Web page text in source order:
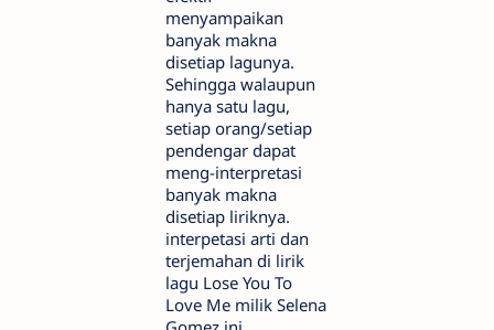
menyampaikan
banyak makna
disetiap lagunya.
Sehingga walaupun
hanya satu lagu,
setiap orang/setiap
pendengar dapat
meng-interpretasi
banyak makna
disetiap liriknya.
interpetasi arti dan
terjemahan di lirik
lagu Lose You To
Love Me milik Selena